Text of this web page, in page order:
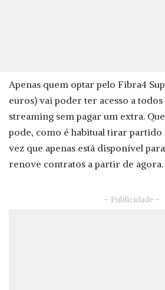
Apenas quem optar pelo Fibra4
euros) vai poder ter acesso a
streaming sem pagar um extra.
pode, como é habitual tirar partido
vez que apenas está disponível
renove contratos a partir de agora.
– Publicidade –